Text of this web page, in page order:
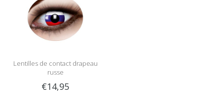
Lentilles de contact drapeau
russe
€14,95